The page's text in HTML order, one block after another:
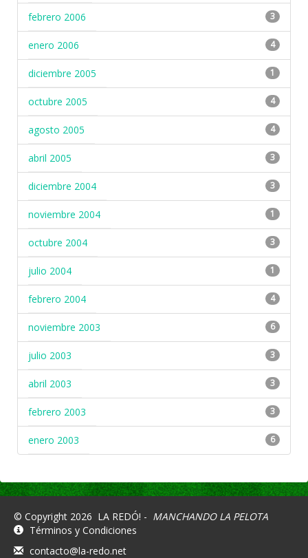
febrero 2006 3
enero 2006 4
diciembre 2005 1
octubre 2005 4
agosto 2005 4
abril 2005 3
diciembre 2004 3
noviembre 2004 1
octubre 2004 3
julio 2004 1
febrero 2004 4
noviembre 2003 6
julio 2003 3
abril 2003 3
febrero 2003 3
enero 2003 6
© Copyright 2026 LA REDÓ! - MANCHANDO LA PELOTA
Términos y Condiciones
contacto@la-redo.net